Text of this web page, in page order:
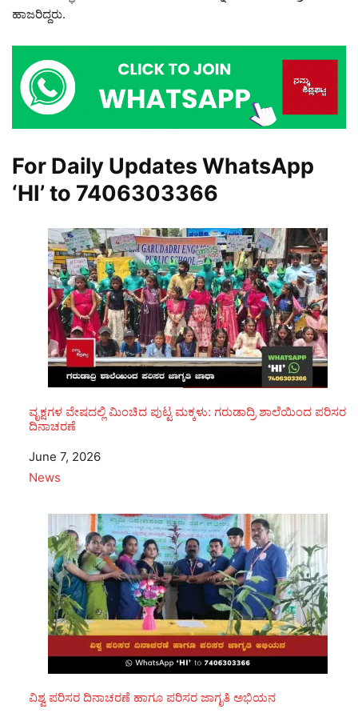
ಹಾಜರಿದ್ದರು.
For Daily Updates WhatsApp
‘HI’ to 7406303366
ವೃಕ್ಷಗಳ ವೇಷದಲ್ಲಿ ಮಿಂಚಿದ ಪುಟ್ಟ ಮಕ್ಕಳು: ಗರುಡಾದ್ರಿ ಶಾಲೆಯಿಂದ ಪರಿಸರ
ದಿನಾಚರಣೆ
Date
June 7, 2026
In relation to
News
ವಿಶ್ವ ಪರಿಸರ ದಿನಾಚರಣೆ ಹಾಗೂ ಪರಿಸರ ಜಾಗೃತಿ ಅಭಿಯನ